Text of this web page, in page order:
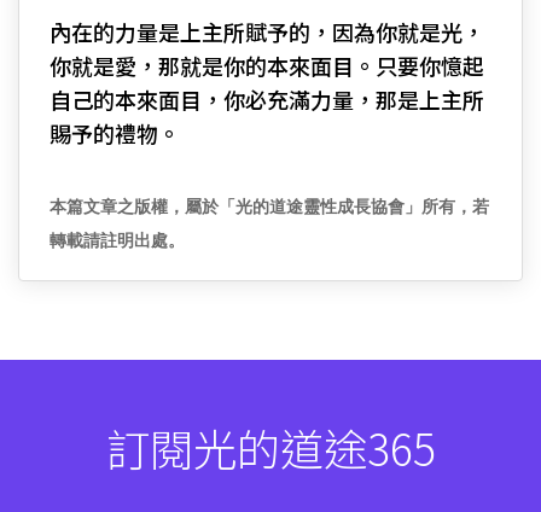
內在的力量是上主所賦予的，因為你就是光，
你就是愛，那就是你的本來面目。只要你憶起
自己的本來面目，你必充滿力量，那是上主所
賜予的禮物。
本篇文章之版權，屬於「光的道途靈性成長協會」所有，若
轉載請註明出處。
訂閱光的道途365